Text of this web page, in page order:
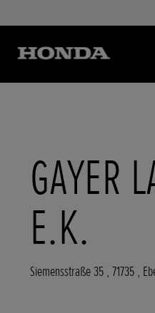
GAYER
E.K.
Siemensstraße 35 , 71735 ,